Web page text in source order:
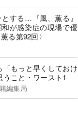
する…『風、薫る』
が感染症の現場で優
る第92回〉
「もっと早くしておけ
こと・ワースト1
編集局